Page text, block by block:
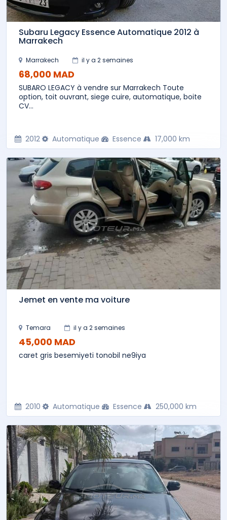
Subaru Legacy Essence Automatique 2012 à
Marrakech
Marrakech il y a 2 semaines
68,000 MAD
SUBARO LEGACY à vendre sur Marrakech Toute
option, toit ouvrant, siege cuire, automatique, boite
CV...
2012 Automatique Essence 17,000 km
Jemet en vente ma voiture
Temara il y a 2 semaines
45,000 MAD
caret gris besemiyeti tonobil ne9iya
2010 Automatique Essence 250,000 km